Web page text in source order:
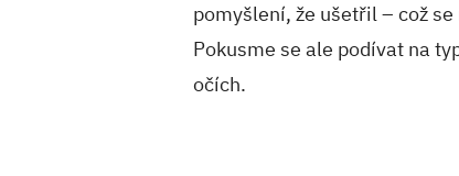
pomyšlení, že ušetřil – což
Pokusme se ale podívat na
očích.